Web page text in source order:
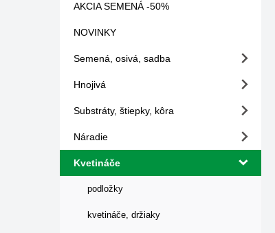
AKCIA SEMENÁ -50%
NOVINKY
Semená, osivá, sadba
Hnojivá
Substráty, štiepky, kôra
Náradie
Kvetináče
podložky
kvetináče, držiaky